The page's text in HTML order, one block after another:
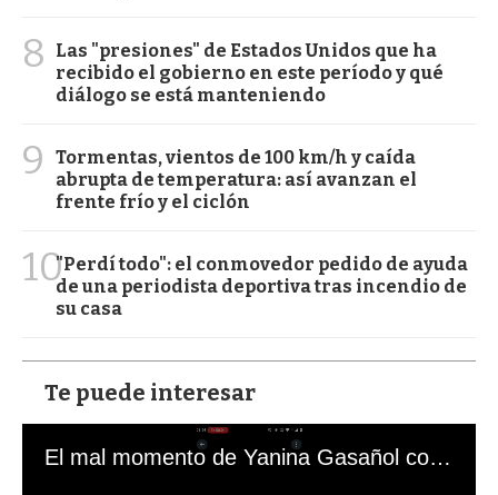
8
Las "presiones" de Estados Unidos que ha
recibido el gobierno en este período y qué
diálogo se está manteniendo
9
Tormentas, vientos de 100 km/h y caída
abrupta de temperatura: así avanzan el
frente frío y el ciclón
10"Perdí todo": el conmovedor pedido de ayuda
de una periodista deportiva tras incendio de
su casa
Te puede interesar
El mal momento de Yanina Gasañol con un hincha argentino en "Subrayado"